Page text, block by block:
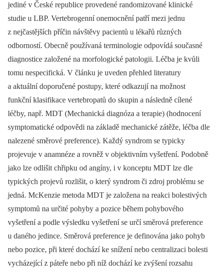
jediné v České republice provedené randomizované klinické
studie u LBP. Vertebrogenní onemocnění patří mezi jednu
z nejčastějších příčin návštěvy pacientů u lékařů různých
odborností. Obecně používaná terminologie odpovídá současné
diagnostice založené na morfologické patologii. Léčba je kvůli
tomu nespecifická. V článku je uveden přehled literatury
a aktuální doporučené postupy, které odkazují na možnost
funkční klasifikace vertebropatů do skupin a následně cílené
léčby, např. MDT (Mechanická diagnóza a terapie) (hodnocení
symptomatické odpovědi na základě mechanické zátěže, léčba dle
nalezené směrové preference). Každý syndrom se typicky
projevuje v anamnéze a rovněž v objektivním vyšetření. Podobně
jako lze odlišit chřipku od angíny, i v konceptu MDT lze dle
typických projevů rozlišit, o který syndrom či zdroj problému se
jedná. McKenzie metoda MDT je založena na reakci bolestivých
symptomů na určité pohyby a pozice během pohybového
vyšetření a podle výsledku vyšetření se určí směrová preference
u daného jedince. Směrová preference je definována jako pohyb
nebo pozice, při které dochází ke snížení nebo centralizaci bolesti
vycházející z páteře nebo při níž dochází ke zvýšení rozsahu